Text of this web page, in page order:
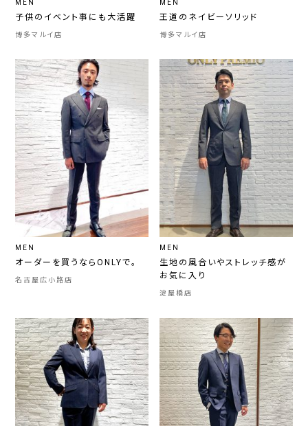
MEN
子供のイベント事にも大活躍
博多マルイ店
MEN
王道のネイビーソリッド
博多マルイ店
MEN
オーダーを買うならONLYで。
名古屋広小路店
MEN
生地の風合いやストレッチ感が
お気に入り
淀屋橋店